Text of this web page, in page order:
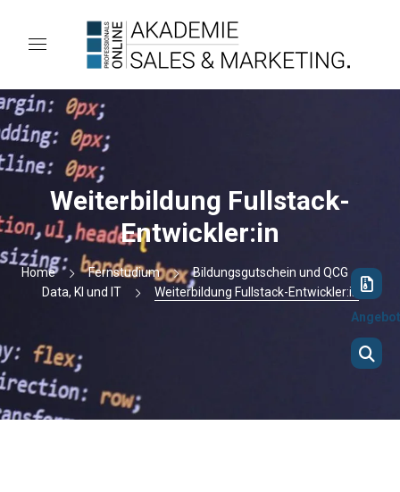
Weiterbildung Fullstack-
Entwickler:in
Home Fernstudium
Bildungsgutschein und QCG
Data, KI und IT
Weiterbildung Fullstack-Entwickler:in
Angebot